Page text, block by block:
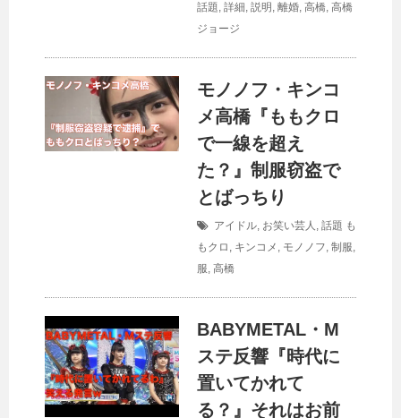
話題, 詳細, 説明 , 離婚, 高橋, 高橋
ジョージ
モノノフ・キンコ
メ高橋『ももクロ
で一線を超え
た？』制服窃盗で
とばっちり
アイドル, お笑い芸人 , 話題 も
もクロ , キンコメ , モノノフ, 制服,
服, 高橋
BABYMETAL・M
ステ反響『時代に
置いてかれて
る？』それはお前